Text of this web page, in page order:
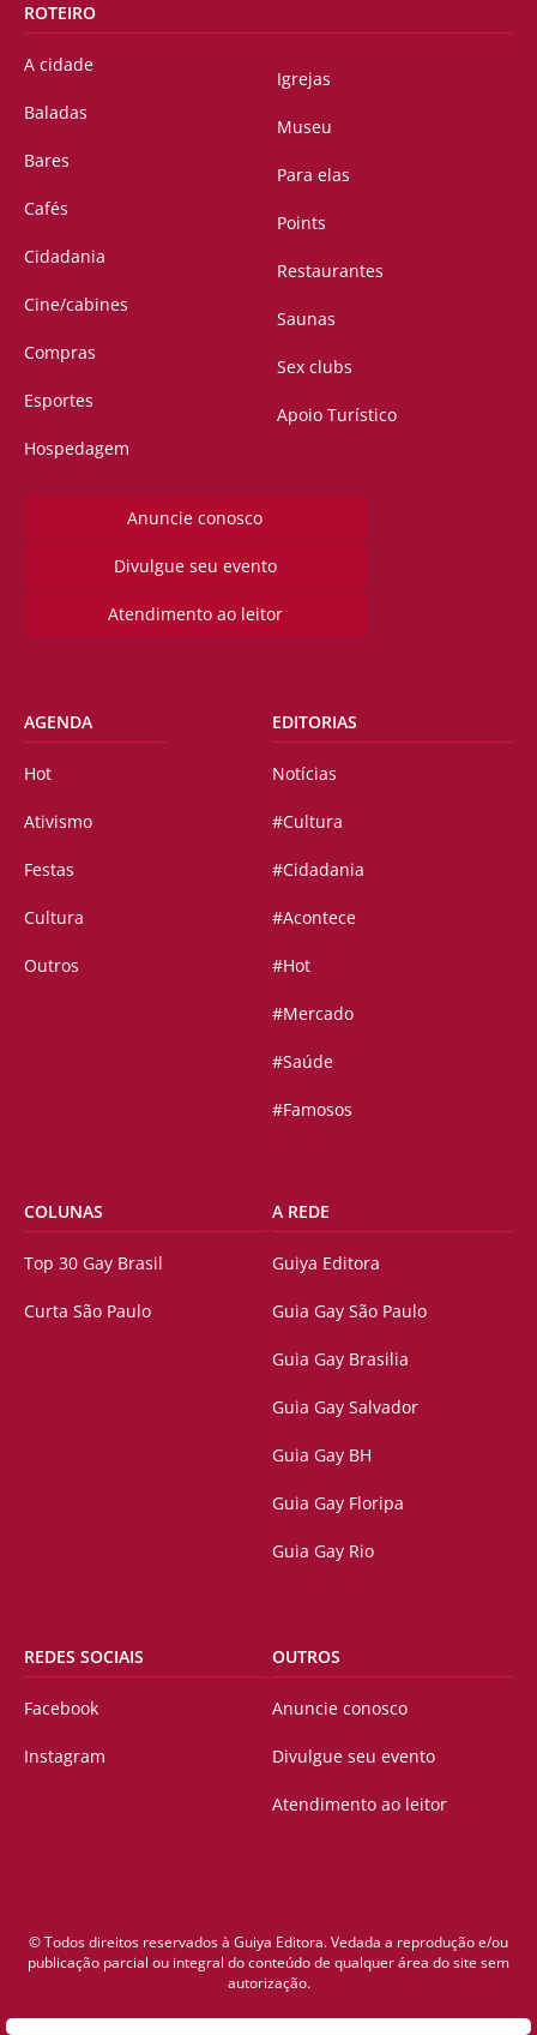
ROTEIRO
A cidade
Baladas
Bares
Cafés
Cidadania
Cine/cabines
Compras
Esportes
Hospedagem
Igrejas
Museu
Para elas
Points
Restaurantes
Saunas
Sex clubs
Apoio Turístico
Anuncie conosco
Divulgue seu evento
Atendimento ao leitor
AGENDA
Hot
Ativismo
Festas
Cultura
Outros
EDITORIAS
Notícias
#Cultura
#Cidadania
#Acontece
#Hot
#Mercado
#Saúde
#Famosos
COLUNAS
Top 30 Gay Brasil
Curta São Paulo
A REDE
Guiya Editora
Guia Gay São Paulo
Guia Gay Brasilia
Guia Gay Salvador
Guia Gay BH
Guia Gay Floripa
Guia Gay Rio
REDES SOCIAIS
Facebook
Instagram
OUTROS
Anuncie conosco
Divulgue seu evento
Atendimento ao leitor
© Todos direitos reservados à Guiya Editora. Vedada a reprodução e/ou
publicação parcial ou integral do conteúdo de qualquer área do site sem
autorização.